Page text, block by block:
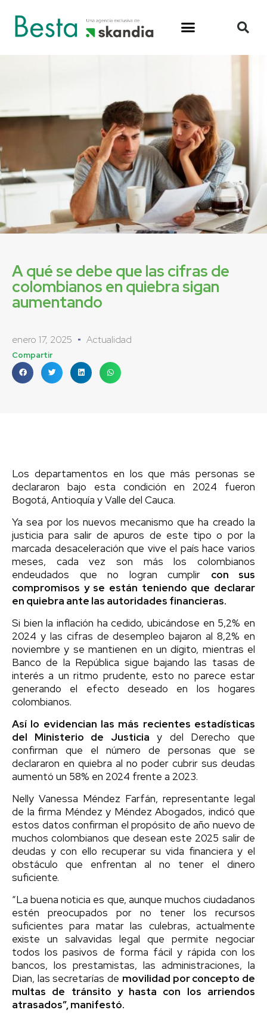
A qué se debe que las cifras de
colombianos en quiebra sigan
aumentando
enero 17, 2025 Actualidad
Compartir
Los departamentos en los que más personas se
declararon bajo esta condición en 2024 fueron
Bogotá, Antioquía y Valle del Cauca.
Ya sea por los nuevos mecanismo que ha creado la
justicia para salir de apuros de este tipo o por la
marcada desaceleración que vive el país hace varios
meses, cada vez son más los colombianos
endeudados que no logran cumplir con sus
compromisos y se están teniendo que declarar
en quiebra ante las autoridades financieras.
Si bien la inflación ha cedido, ubicándose en 5,2% en
2024 y las cifras de desempleo bajaron al 8,2% en
noviembre y se mantienen en un dígito, mientras el
Banco de la República sigue bajando las tasas de
interés a un ritmo prudente, esto no parece estar
generando el efecto deseado en los hogares
colombianos.
Así lo evidencian las más recientes estadísticas
del Ministerio de Justicia y del Derecho que
confirman que el número de personas que se
declararon en quiebra al no poder cubrir sus deudas
aumentó un 58% en 2024 frente a 2023.
Nelly Vanessa Méndez Farfán, representante legal
de la firma Méndez y Méndez Abogados, indicó que
estos datos confirman el propósito de año nuevo de
muchos colombianos que desean este 2025 salir de
deudas y con ello recuperar su vida financiera y el
obstáculo que enfrentan al no tener el dinero
suficiente.
“La buena noticia es que, aunque muchos ciudadanos
estén preocupados por no tener los recursos
suficientes para matar las culebras, actualmente
existe un salvavidas legal que permite negociar
todos los pasivos de forma fácil y rápida con los
bancos, los prestamistas, las administraciones, la
Dian, las secretarías de movilidad por concepto de
multas de tránsito y hasta con los arriendos
atrasados”, manifestó.